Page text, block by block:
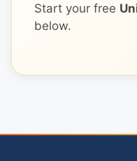
Start your free
below.